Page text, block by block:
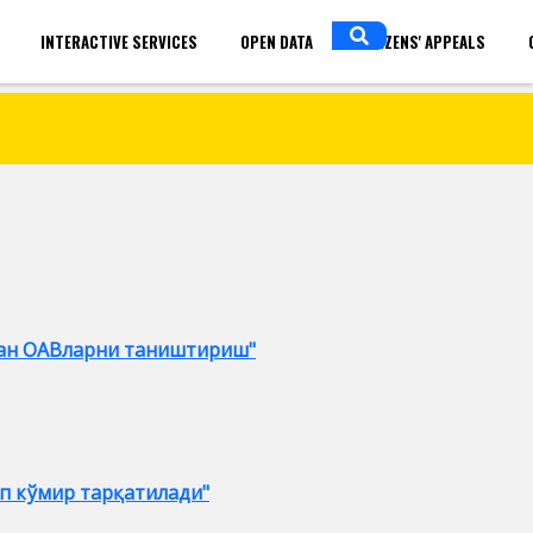
ENGLISH
INTERACTIVE SERVICES OPEN DATA CITIZENS' APPEALS
ОАВларни таништириш"
кўмир тарқатилади"